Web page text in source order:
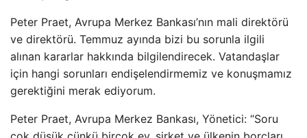
Peter Praet, Avrupa Merkez Bankası’nın mali direktörü
ve direktörü. Temmuz ayında bizi bu sorunla ilgili
alınan kararlar hakkında bilgilendirecek. Vatandaşlar
için hangi sorunları endişelendirmemiz ve konuşmamız
gerektiğini merak ediyorum.
Peter Praet, Avrupa Merkez Bankası, Yönetici: “Soru